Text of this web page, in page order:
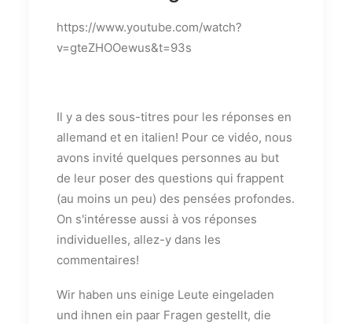
https://www.youtube.com/watch?
v=gteZHOOewus&t=93s
Il y a des sous-titres pour les réponses en
allemand et en italien! Pour ce vidéo, nous
avons invité quelques personnes au but
de leur poser des questions qui frappent
(au moins un peu) des pensées profondes.
On s'intéresse aussi à vos réponses
individuelles, allez-y dans les
commentaires!
Wir haben uns einige Leute eingeladen
und ihnen ein paar Fragen gestellt, die